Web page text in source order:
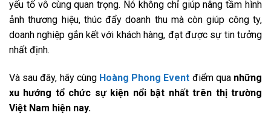
yếu tố vô cùng quan trọng. Nó không chỉ giúp nâng tầm hình
ảnh thương hiệu, thúc đẩy doanh thu mà còn giúp công ty,
doanh nghiệp gắn kết với khách hàng, đạt được sự tin tưởng
nhất định.
Và sau đây, hãy cùng Hoàng Phong Event điểm qua những
xu hướng tổ chức sự kiện nổi bật nhất trên thị trường
Việt Nam hiện nay.